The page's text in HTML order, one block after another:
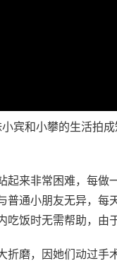
宾和小攀的生活拍
起来非常困难，每做
普通小朋友无异，
吃饭时无需帮助，
折磨，因她们动过手